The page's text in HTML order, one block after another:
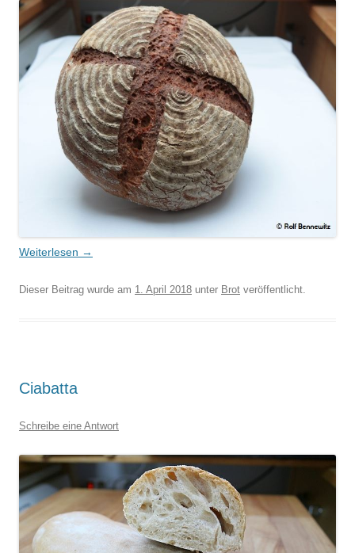
Weiterlesen →
Dieser Beitrag wurde am 1. April 2018 unter Brot veröffentlicht.
Ciabatta
Schreibe eine Antwort